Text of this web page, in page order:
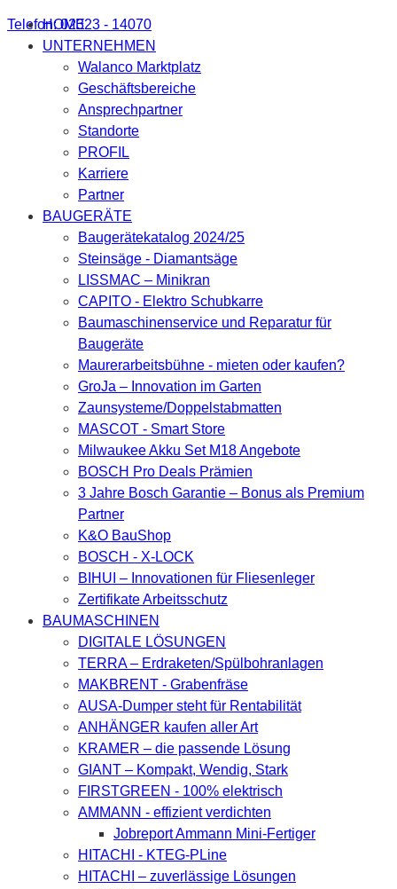
Telefon: 02323 - 14070
HOME
UNTERNEHMEN
Walanco Marktplatz
Geschäftsbereiche
Ansprechpartner
Standorte
PROFIL
Karriere
Partner
BAUGERÄTE
Baugerätekatalog 2024/25
Steinsäge - Diamantsäge
LISSMAC – Minikran
CAPITO - Elektro Schubkarre
Baumaschinenservice und Reparatur für
Baugeräte
Maurerarbeitsbühne - mieten oder kaufen?
GroJa – Innovation im Garten
Zaunsysteme/Doppelstabmatten
MASCOT - Smart Store
Milwaukee Akku Set M18 Angebote
BOSCH Pro Deals Prämien
3 Jahre Bosch Garantie – Bonus als Premium
Partner
K&O BauShop
BOSCH - X-LOCK
BIHUI – Innovationen für Fliesenleger
Zertifikate Arbeitsschutz
BAUMASCHINEN
DIGITALE LÖSUNGEN
TERRA – Erdraketen/Spülbohranlagen
MAKBRENT - Grabenfräse
AUSA-Dumper steht für Rentabilität
ANHÄNGER kaufen aller Art
KRAMER – die passende Lösung
GIANT – Kompakt, Wendig, Stark
FIRSTGREEN - 100% elektrisch
AMMANN - effizient verdichten
Jobreport Ammann Mini-Fertiger
HITACHI - KTEG-PLine
HITACHI – zuverlässige Lösungen